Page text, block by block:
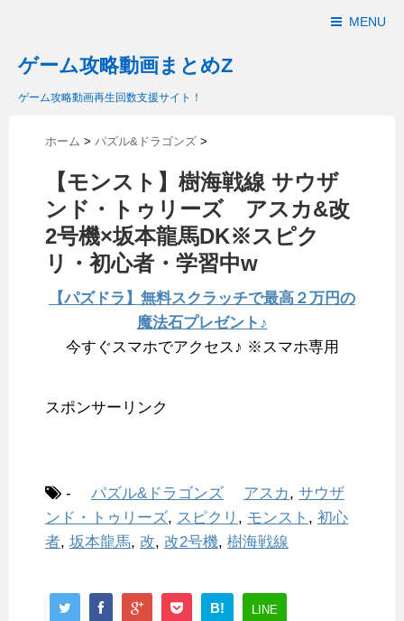
MENU
ゲーム攻略動画まとめZ
ゲーム攻略動画再生回数支援サイト！
ホーム > パズル&ドラゴンズ >
【モンスト】樹海戦線 サウザ
ンド・トゥリーズ アスカ&改
2号機×坂本龍馬DK※スピク
リ・初心者・学習中w
【パズドラ】無料スクラッチで最高２万円の
魔法石プレゼント♪
今すぐスマホでアクセス♪ ※スマホ専用
スポンサーリンク
- パズル&ドラゴンズ アスカ, サウザ
ンド・トゥリーズ, スピクリ , モンスト , 初心
者, 坂本龍馬, 改, 改2号機, 樹海戦線
B! LINE